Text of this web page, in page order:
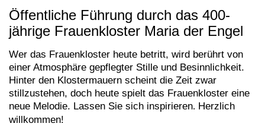
Öffentliche Führung durch das 400-
jährige Frauenkloster Maria der Engel
Wer das Frauenkloster heute betritt, wird berührt von
einer Atmosphäre gepflegter Stille und Besinnlichkeit.
Hinter den Klostermauern scheint die Zeit zwar
stillzustehen, doch heute spielt das Frauenkloster eine
neue Melodie. Lassen Sie sich inspirieren. Herzlich
willkommen!